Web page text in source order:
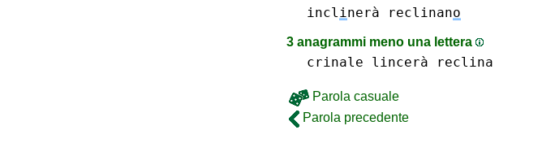
inclinerà reclinano
3 anagrammi meno una lettera
crinale lincerà reclina
Parola casuale
Parola precedente